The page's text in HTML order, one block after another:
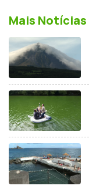
Mais Notícias